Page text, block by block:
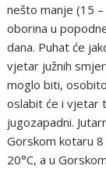
nešto manje (15
oborina u
dana. Puhat će
vjetar južnih
moglo biti,
oslabit će i vjetar
jugozapadni.
Gorskom kotaru 8
20°C, a u